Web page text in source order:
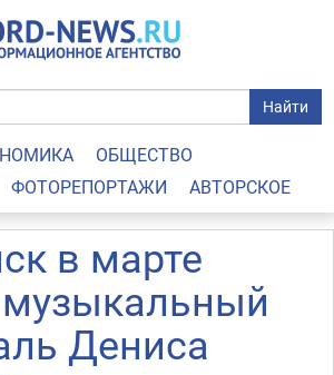
Найти
ОБЩЕСТВО
ФОТОРЕПОРТАЖИ АВТОРСКОЕ
в марте
Дениса